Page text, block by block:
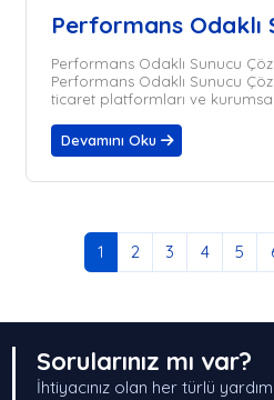
Performans Odaklı
Performans Odaklı Sunucu
Performans Odaklı Sunucu
ticaret platformları ve
Devamını Oku
1 2 3 4 5
Sorularınız mı var?
İhtiyacınız olan her türlü